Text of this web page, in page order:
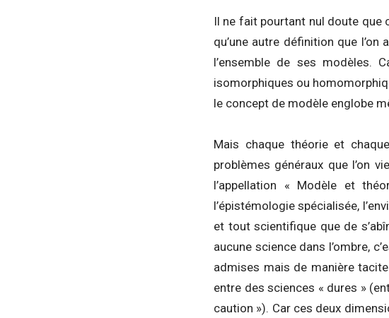
Il ne fait pourtant nul doute que
qu’une autre définition que
l’ensemble de ses modèles.
isomorphiques ou
le concept de modèle englobe
Mais chaque théorie et
problèmes généraux que l’on
l’appellation « Modèle et
l’épistémologie spécialisée,
et tout scientifique que de
aucune science dans l’ombre,
admises mais de manière
entre des sciences « dures »
caution »). Car ces deux